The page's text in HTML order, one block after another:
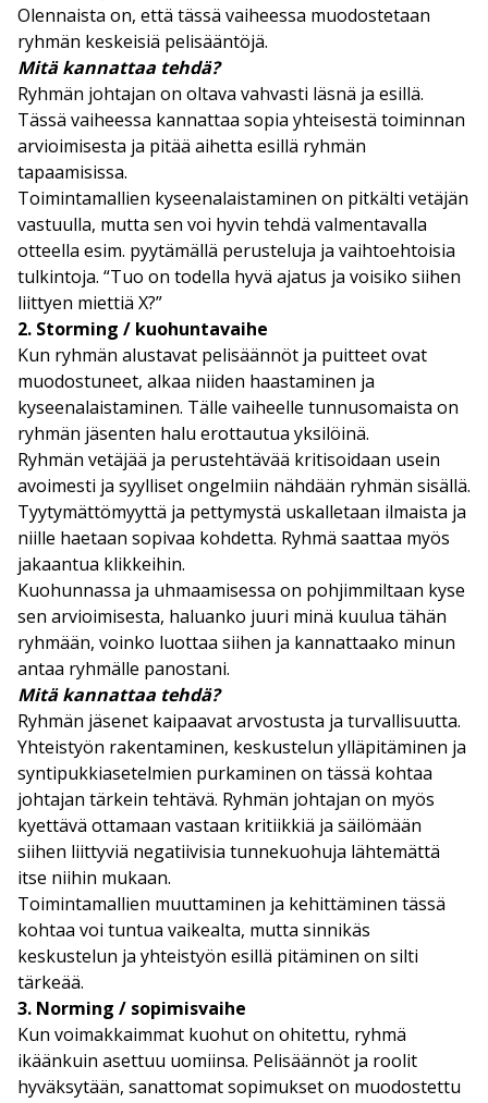
Olennaista on, että tässä vaiheessa muodostetaan
ryhmän keskeisiä pelisääntöjä.
Mitä kannattaa tehdä?
Ryhmän johtajan on oltava vahvasti läsnä ja esillä.
Tässä vaiheessa kannattaa sopia yhteisestä toiminnan
arvioimisesta ja pitää aihetta esillä ryhmän
tapaamisissa.
Toimintamallien kyseenalaistaminen on pitkälti vetäjän
vastuulla, mutta sen voi hyvin tehdä valmentavalla
otteella esim. pyytämällä perusteluja ja vaihtoehtoisia
tulkintoja. “Tuo on todella hyvä ajatus ja voisiko siihen
liittyen miettiä X?”
2. Storming / kuohuntavaihe
Kun ryhmän alustavat pelisäännöt ja puitteet ovat
muodostuneet, alkaa niiden haastaminen ja
kyseenalaistaminen. Tälle vaiheelle tunnusomaista on
ryhmän jäsenten halu erottautua yksilöinä.
Ryhmän vetäjää ja perustehtävää kritisoidaan usein
avoimesti ja syylliset ongelmiin nähdään ryhmän sisällä.
Tyytymättömyyttä ja pettymystä uskalletaan ilmaista ja
niille haetaan sopivaa kohdetta. Ryhmä saattaa myös
jakaantua klikkeihin.
Kuohunnassa ja uhmaamisessa on pohjimmiltaan kyse
sen arvioimisesta, haluanko juuri minä kuulua tähän
ryhmään, voinko luottaa siihen ja kannattaako minun
antaa ryhmälle panostani.
Mitä kannattaa tehdä?
Ryhmän jäsenet kaipaavat arvostusta ja turvallisuutta.
Yhteistyön rakentaminen, keskustelun ylläpitäminen ja
syntipukkiasetelmien purkaminen on tässä kohtaa
johtajan tärkein tehtävä. Ryhmän johtajan on myös
kyettävä ottamaan vastaan kritiikkiä ja säilömään
siihen liittyviä negatiivisia tunnekuohuja lähtemättä
itse niihin mukaan.
Toimintamallien muuttaminen ja kehittäminen tässä
kohtaa voi tuntua vaikealta, mutta sinnikäs
keskustelun ja yhteistyön esillä pitäminen on silti
tärkeää.
3. Norming / sopimisvaihe
Kun voimakkaimmat kuohut on ohitettu, ryhmä
ikäänkuin asettuu uomiinsa. Pelisäännöt ja roolit
hyväksytään, sanattomat sopimukset on muodostettu